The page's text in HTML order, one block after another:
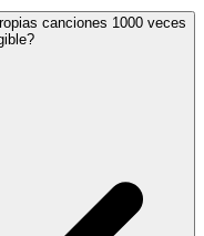
canciones 1000 veces